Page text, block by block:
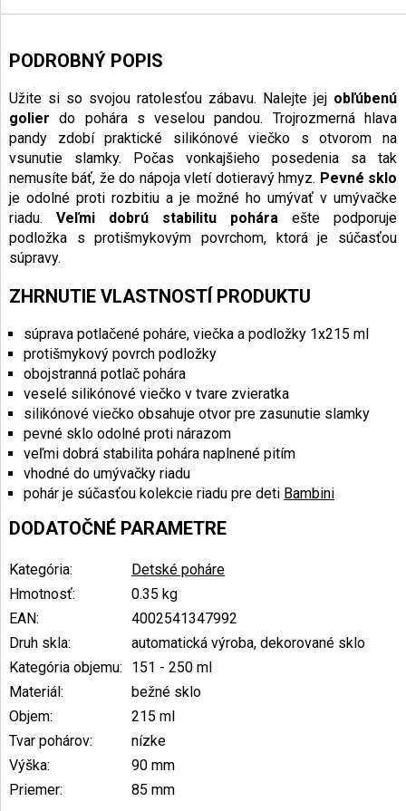
PODROBNÝ POPIS
Užite si so svojou ratolesťou zábavu. Nalejte jej obľúbenú
golier do pohára s veselou pandou. Trojrozmerná hlava
pandy zdobí praktické silikónové viečko s otvorom na
vsunutie slamky. Počas vonkajšieho posedenia sa tak
nemusíte báť, že do nápoja vletí dotieravý hmyz. Pevné sklo
je odolné proti rozbitiu a je možné ho umývať v umývačke
riadu. Veľmi dobrú stabilitu pohára ešte podporuje
podložka s protišmykovým povrchom, ktorá je súčasťou
súpravy.
ZHRNUTIE VLASTNOSTÍ PRODUKTU
súprava potlačené poháre, viečka a podložky 1x215 ml
protišmykový povrch podložky
obojstranná potlač pohára
veselé silikónové viečko v tvare zvieratka
silikónové viečko obsahuje otvor pre zasunutie slamky
pevné sklo odolné proti nárazom
veľmi dobrá stabilita pohára naplnené pitím
vhodné do umývačky riadu
pohár je súčasťou kolekcie riadu pre deti Bambini
DODATOČNÉ PARAMETRE
Kategória:
Detské poháre
Hmotnosť:
0.35 kg
EAN:
4002541347992
Druh skla:
automatická výroba, dekorované sklo
Kategória objemu:
151 - 250 ml
Materiál:
bežné sklo
Objem:
215 ml
Tvar pohárov:
nízke
Výška:
90 mm
Priemer: 85 mm